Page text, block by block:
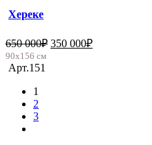
Хереке
650 000₽ 350 000₽
90х156 см
Арт.151
1
2
3